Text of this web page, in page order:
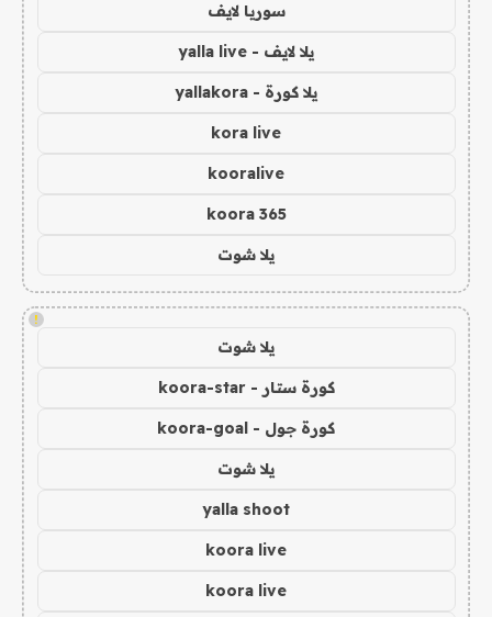
سوريا لايف
يلا لايف - yalla live
يلا كورة - yallakora
kora live
kooralive
koora 365
يلا شوت
!
يلا شوت
كورة ستار - koora-star
كورة جول - koora-goal
يلا شوت
yalla shoot
koora live
koora live